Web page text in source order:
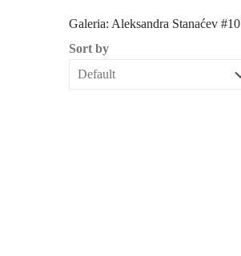
Galeria: Aleksandra Stanaćev #10
Sort by